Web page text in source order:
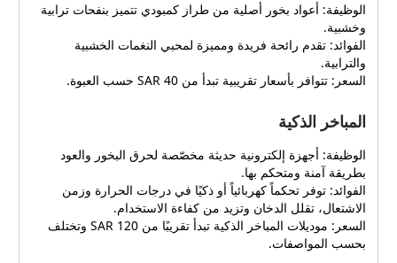
الوظيفة: أعواد بخور أصلية من طراز كمبودي تتميز بنفحات ترابية
وخشبية.
الفوائد: تقدم رائحة فريدة ومميزة لمحبي النغمات الخشبية
والترابية.
السعر: تتوافر بأسعار تقريبية تبدأ من 40 SAR حسب العبوة.
المباخر الذكية
الوظيفة: أجهزة إلكترونية حديثة مخصّصة لحرق البخور والعود
بطريقة آمنة ومتحكم بها.
الفوائد: توفر تحكماً كهربائياً أو ذكيًا في درجات الحرارة وزمن
الاشتعال، تقلل الدخان وتزيد من كفاءة الاستخدام.
السعر: موديلات المباخر الذكية تبدأ تقريبًا من 120 SAR وتختلف
بحسب المواصفات.